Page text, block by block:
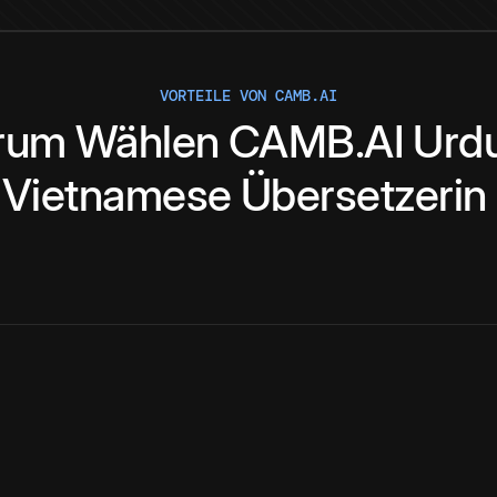
VORTEILE VON CAMB.AI
Wählen CAMB.AI
Vietnamese Übersetzerin